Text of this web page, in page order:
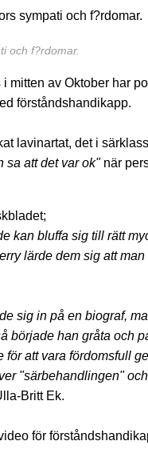
och f?rdomar.
mitten av Oktober har
förståndshandikapp.
lavinartat, det i
sa att det var ok"när
kan bluffa sig till rätt
lärde dem sig att
sig in på en biograf,
började han gråta och
att vara fördomsfull
"särbehandlingen"
Britt Ek.
för